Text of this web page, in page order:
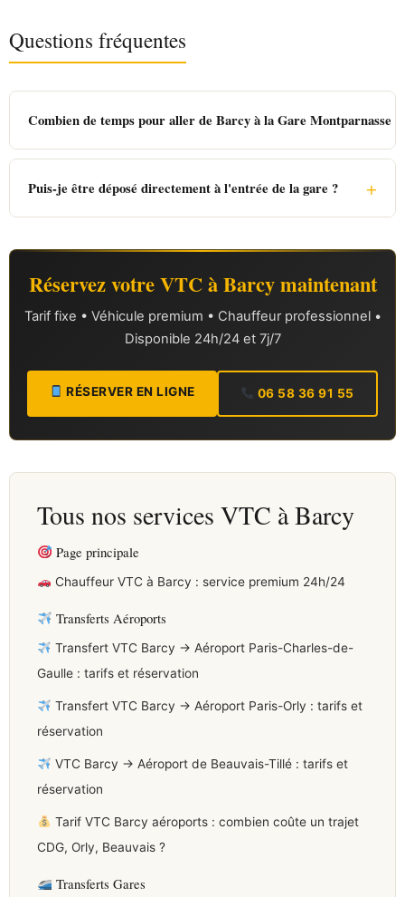
Questions fréquentes
Combien de temps pour aller de Barcy à la Gare Montparnasse ?
Puis-je être déposé directement à l'entrée de la gare ? +
Réservez votre VTC à Barcy maintenant
Tarif fixe • Véhicule premium • Chauffeur professionnel •
Disponible 24h/24 et 7j/7
RÉSERVER EN LIGNE 06 58 36 91 55
Tous nos services VTC à Barcy
Page principale
Chauffeur VTC à Barcy : service premium 24h/24
Transferts Aéroports
Transfert VTC Barcy → Aéroport Paris-Charles-de-
Gaulle : tarifs et réservation
Transfert VTC Barcy → Aéroport Paris-Orly : tarifs et
réservation
VTC Barcy → Aéroport de Beauvais-Tillé : tarifs et
réservation
Tarif VTC Barcy aéroports : combien coûte un trajet
CDG, Orly, Beauvais ?
Transferts Gares